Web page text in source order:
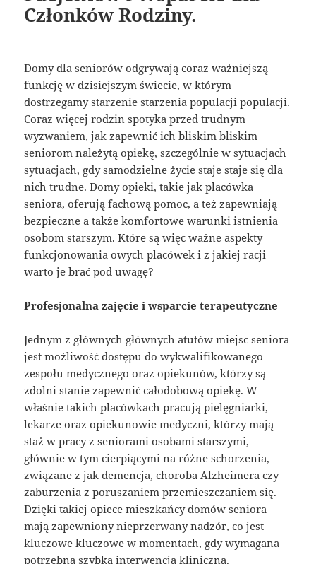
Członków Rodziny.
Domy dla seniorów odgrywają coraz ważniejszą
funkcję w dzisiejszym świecie, w którym
dostrzegamy starzenie starzenia populacji populacji.
Coraz więcej rodzin spotyka przed trudnym
wyzwaniem, jak zapewnić ich bliskim bliskim
seniorom należytą opiekę, szczególnie w sytuacjach
sytuacjach, gdy samodzielne życie staje staje się dla
nich trudne. Domy opieki, takie jak placówka
seniora, oferują fachową pomoc, a też zapewniają
bezpieczne a także komfortowe warunki istnienia
osobom starszym. Które są więc ważne aspekty
funkcjonowania owych placówek i z jakiej racji
warto je brać pod uwagę?
Profesjonalna zajęcie i wsparcie terapeutyczne
Jednym z głównych głównych atutów miejsc seniora
jest możliwość dostępu do wykwalifikowanego
zespołu medycznego oraz opiekunów, którzy są
zdolni stanie zapewnić całodobową opiekę. W
właśnie takich placówkach pracują pielęgniarki,
lekarze oraz opiekunowie medyczni, którzy mają
staż w pracy z seniorami osobami starszymi,
głównie w tym cierpiącymi na różne schorzenia,
związane z jak demencja, choroba Alzheimera czy
zaburzenia z poruszaniem przemieszczaniem się.
Dzięki takiej opiece mieszkańcy domów seniora
mają zapewniony nieprzerwany nadzór, co jest
kluczowe kluczowe w momentach, gdy wymagana
potrzebna szybka interwencja kliniczna.